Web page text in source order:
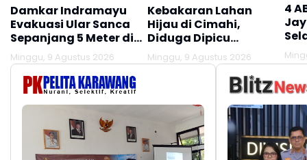
Damkar Indramayu
Evakuasi Ular Sanca
Sepanjang 5 Meter di
Singajaya
Minggu, 9 Agustus 2026
Kebakaran Lahan
Hijau di Cimahi,
Diduga Dipicu
Pembakaran Sampah
Minggu, 9 Agustus 2026
4